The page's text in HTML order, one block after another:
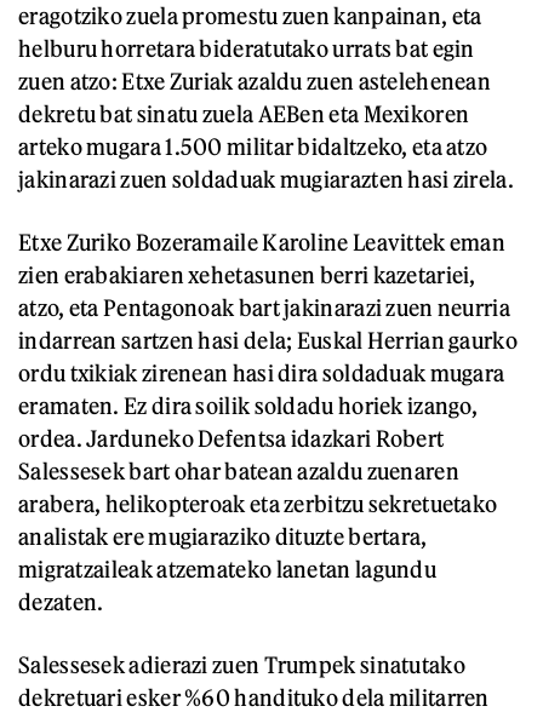
eragotziko zuela promestu zuen kanpainan, eta
helburu horretara bideratutako urrats bat egin
zuen atzo: Etxe Zuriak azaldu zuen astelehenean
dekretu bat sinatu zuela AEBen eta Mexikoren
arteko mugara 1.500 militar bidaltzeko, eta atzo
jakinarazi zuen soldaduak mugiarazten hasi zirela.
Etxe Zuriko Bozeramaile Karoline Leavittek eman
zien erabakiaren xehetasunen berri kazetariei,
atzo, eta Pentagonoak bart jakinarazi zuen neurria
indarrean sartzen hasi dela; Euskal Herrian gaurko
ordu txikiak zirenean hasi dira soldaduak mugara
eramaten. Ez dira soilik soldadu horiek izango,
ordea. Jarduneko Defentsa idazkari Robert
Salessesek bart ohar batean azaldu zuenaren
arabera, helikopteroak eta zerbitzu sekretuetako
analistak ere mugiaraziko dituzte bertara,
migratzaileak atzemateko lanetan lagundu
dezaten.
Salessesek adierazi zuen Trumpek sinatutako
dekretuari esker %60 handituko dela militarren